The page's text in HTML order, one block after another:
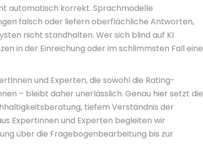
automatisch korrekt. Sprachmodelle
falsch oder liefern oberflächliche Antworten,
nicht standhalten. Wer sich blind auf KI
in der Einreichung oder im schlimmsten Fall eine
und Experten, die sowohl die Rating-
– bleibt daher unerlässlich. Genau hier setzt die
tiefem Verständnis der
Expertinnen und Experten begleiten wir
über die Fragebogenbearbeitung bis zur